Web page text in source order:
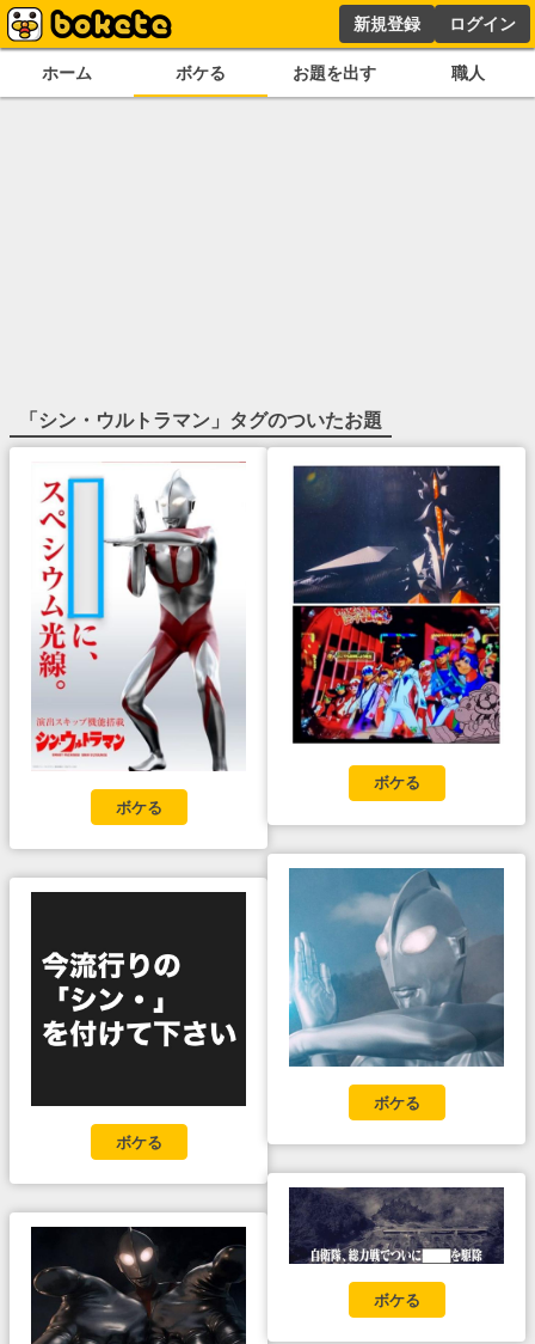
新規登録 ログイン
ホーム ボケる お題を出す 職人
「シン・ウルトラマン 」タグのついたお題
ボケる
ボケる
ボケる
ボケる
ボケる